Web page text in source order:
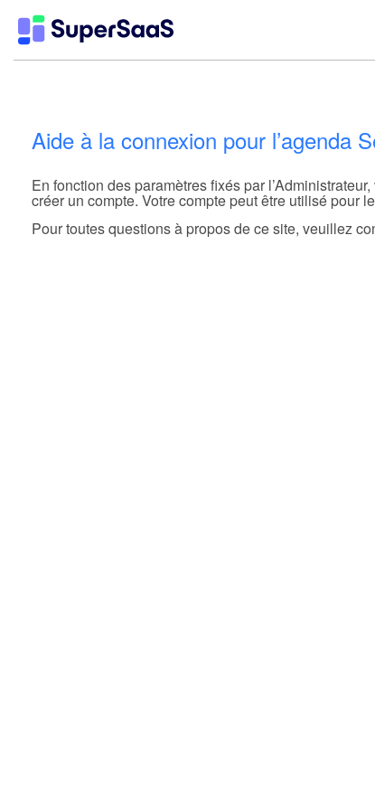
Aide à la connexion pour l’agenda
En fonction des paramètres fixés par
créer un compte. Votre compte peut être utilisé pour
Pour toutes questions à propos de ce site, veuillez